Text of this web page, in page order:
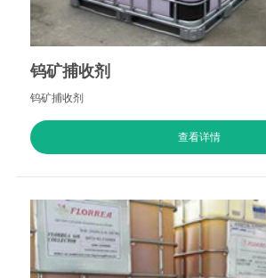
钨矿捕收剂
钨矿捕收剂
查看详情